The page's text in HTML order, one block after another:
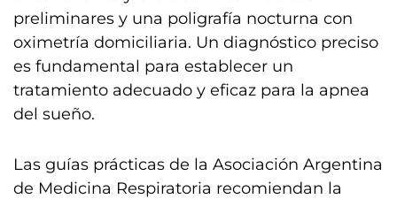
preliminares y una poligrafía nocturna con
oximetría domiciliaria. Un diagnóstico preciso
es fundamental para establecer un
tratamiento adecuado y eficaz para la apnea
del sueño.
Las guías prácticas de la Asociación Argentina
de Medicina Respiratoria recomiendan la